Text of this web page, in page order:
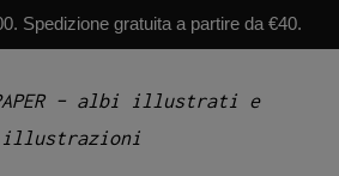
Spedizione gratuita a partire da €40.
– albi illustrati e
illustrazioni